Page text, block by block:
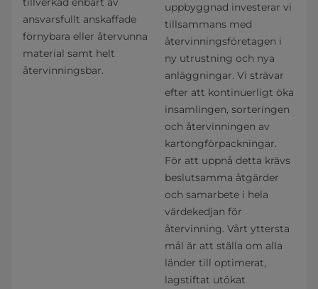
ansvarsfullt anskaffade
förnybara eller återvunna
material samt helt
återvinningsbar.
uppbyggnad investerar vi
tillsammans med
återvinningsföretagen i
ny utrustning och nya
anläggningar. Vi strävar
efter att kontinuerligt öka
insamlingen, sorteringen
och återvinningen av
kartongförpackningar.
För att uppnå detta krävs
beslutsamma åtgärder
och samarbete i hela
värdekedjan för
återvinning. Vårt yttersta
mål är att ställa om alla
länder till optimerat,
lagstiftat utökat